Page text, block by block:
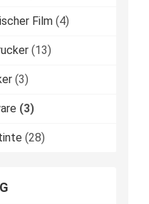
Film (4)
(13)
(3)
(3)
(28)